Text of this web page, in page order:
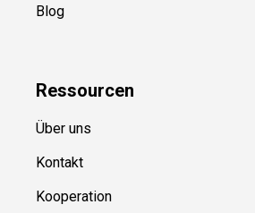
Blog
Ressourcen
Über uns
Kontakt
Kooperation